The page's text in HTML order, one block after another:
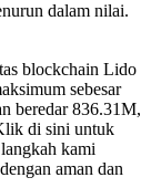
dalam nilai.
blockchain Lido
sebesar
beredar 836.31M,
di sini untuk
kami
dengan aman dan